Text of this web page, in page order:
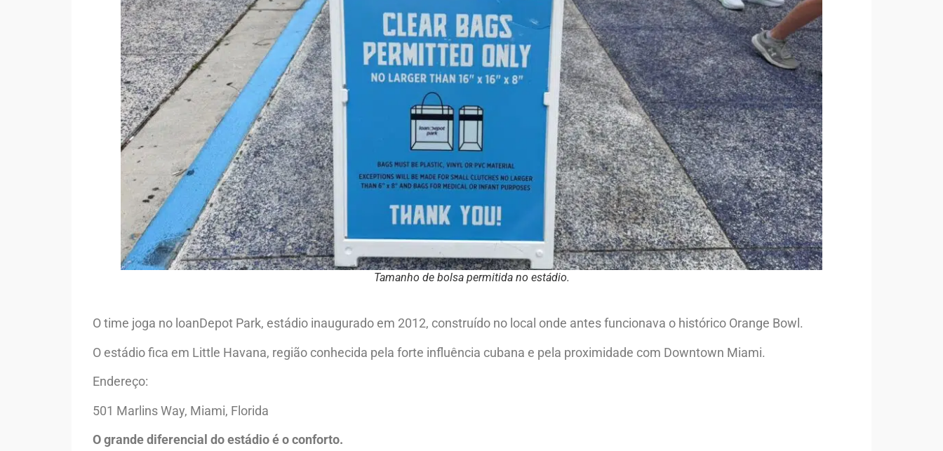
Tamanho de bolsa permitida no estádio.
O time joga no loanDepot Park, estádio inaugurado em 2012, construído no local onde antes funcionava o histórico Orange Bowl.
O estádio fica em Little Havana, região conhecida pela forte influência cubana e pela proximidade com Downtown Miami.
Endereço:
501 Marlins Way, Miami, Florida
O grande diferencial do estádio é o conforto.